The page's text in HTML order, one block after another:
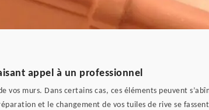
appel à un professionnel
murs. Dans certains cas, ces éléments peuvent
et le changement de vos tuiles de rive se